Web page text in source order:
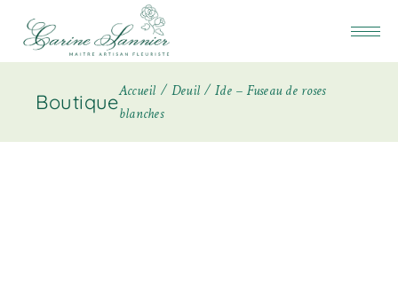
BoutiqueAccueil Deuil
Ide – Fuseau de roses
blanches